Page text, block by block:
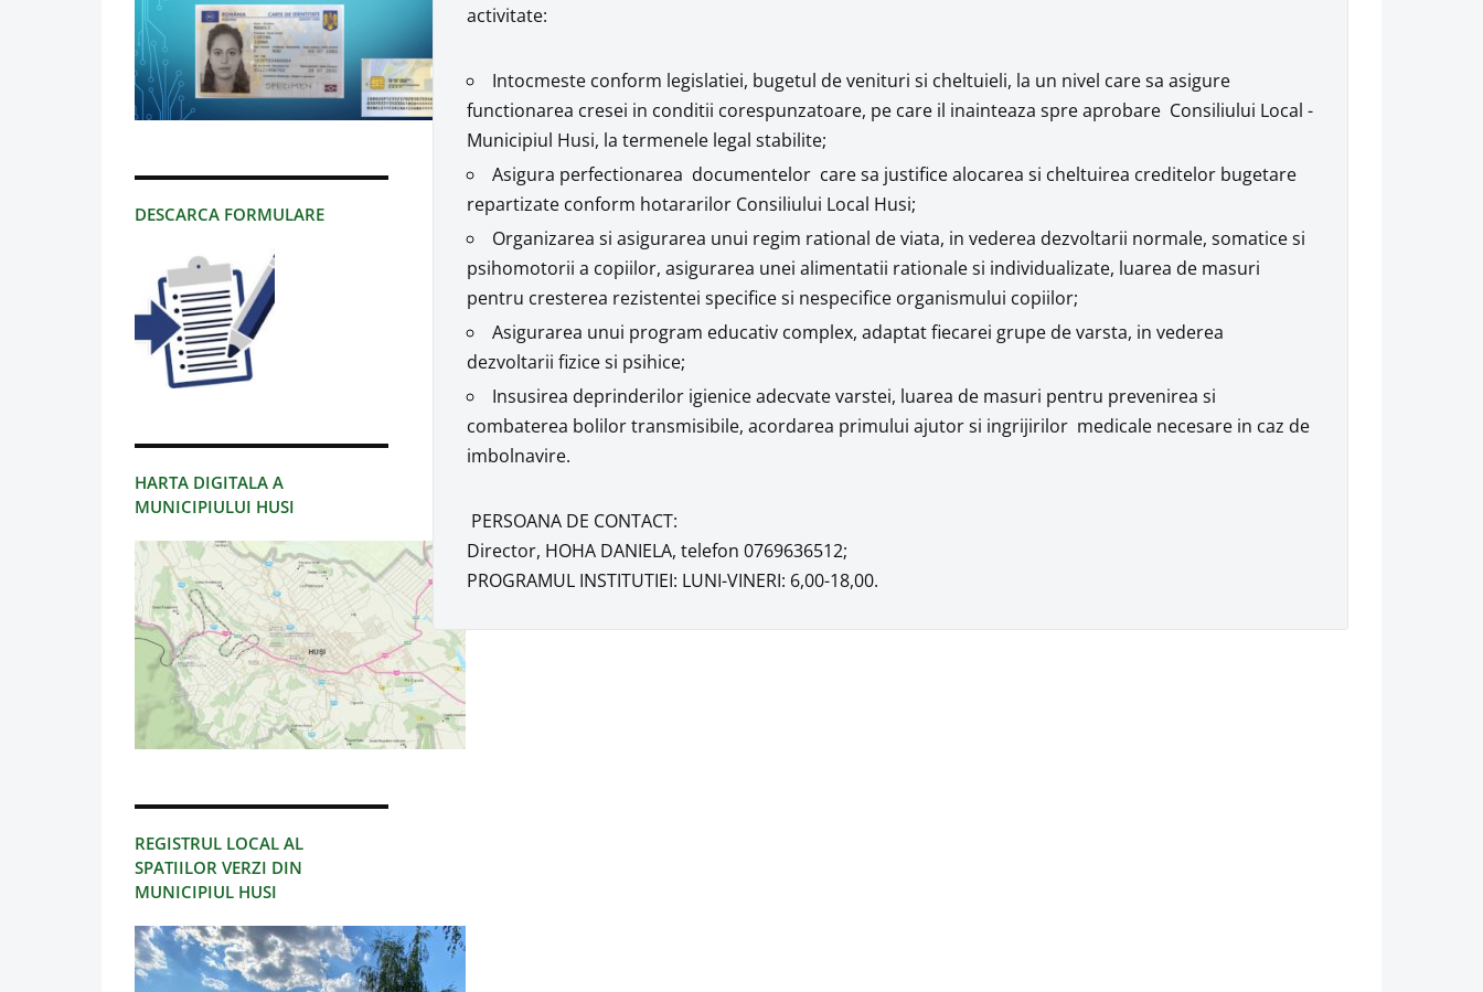
DESCARCA FORMULARE
HARTA DIGITALA A
MUNICIPIULUI HUSI
REGISTRUL LOCAL AL
SPATIILOR VERZI DIN
MUNICIPIUL HUSI
activitate:
Intocmeste conform legislatiei, bugetul de venituri si cheltuieli, la un nivel care sa asigure
functionarea cresei in conditii corespunzatoare, pe care il inainteaza spre aprobare Consiliului Local -
Municipiul Husi, la termenele legal stabilite;
Asigura perfectionarea documentelor care sa justifice alocarea si cheltuirea creditelor bugetare
repartizate conform hotararilor Consiliului Local Husi;
Organizarea si asigurarea unui regim rational de viata, in vederea dezvoltarii normale, somatice si
psihomotorii a copiilor, asigurarea unei alimentatii rationale si individualizate, luarea de masuri
pentru cresterea rezistentei specifice si nespecifice organismului copiilor;
Asigurarea unui program educativ complex, adaptat fiecarei grupe de varsta, in vederea
dezvoltarii fizice si psihice;
Insusirea deprinderilor igienice adecvate varstei, luarea de masuri pentru prevenirea si
combaterea bolilor transmisibile, acordarea primului ajutor si ingrijirilor medicale necesare in caz de
imbolnavire.
PERSOANA DE CONTACT:
Director, HOHA DANIELA, telefon 0769636512;
PROGRAMUL INSTITUTIEI: LUNI-VINERI: 6,00-18,00.